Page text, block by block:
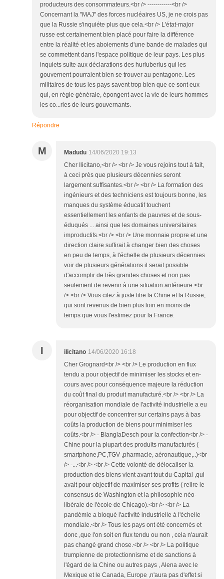
producteurs des consommateurs.<br /> ------------<br />
Concernant la "MAJ" des forces nucléaires US, je ne crois pas
que la Russie s'inquiéte plus que cela.<br /> L'état-major
russe est certainement bien placé pour faire la différence
entre la réalité et les aboiements d'une bande de malades qui
se commettent dans l'espace politique de leur pays. Les plus
inquiets suite aux déclarations des hurluberlus qui les
gouvernent pourraient bien se trouver au pentagone. Les
militaires de tous les pays savent trop bien que ce sont eux
qui, en régle générale, épongent avec la vie de leurs hommes
les co...ries de leurs gouvernants.
Répondre
M Madudu 14/06/2020 19:13
Cher Ilicitano,<br /> <br /> Je vous rejoins tout à fait,
à ceci près que plusieurs décennies seront
largement suffisantes.<br /> <br /> La formation des
ingénieurs et des techniciens est toujours bonne, les
manques du système éducatif touchent
essentiellement les enfants de pauvres et de sous-
éduqués ... ainsi que les domaines universitaires
improductifs.<br /> <br /> Une monnaie propre et une
direction claire suffirait à changer bien des choses
en peu de temps, à l'échelle de plusieurs décennies
voir de plusieurs générations il serait possible
d'accomplir de très grandes choses et non pas
seulement de revenir à une situation antérieure.<br
/> <br /> Vous citez à juste titre la Chine et la Russie,
qui sont revenus de bien plus loin en moins de
temps que vous l'estimez pour la France.
I ilicitano 14/06/2020 16:18
Cher Grognard<br /> <br /> Le production en flux
tendu a pour objectif de minimiser les stocks et en-
cours avec pour conséquence majeure la réduction
du coût final du produit manufacturé.<br /> <br /> La
réorganisation mondiale de l'activité industrielle a eu
pour objectif de concentrer sur certains pays à bas
coûts la production de biens pour minimiser les
coûts.<br /> - BlanglaDesch pour la confection<br /> -
Chine pour la plupart des produits manufacturés (
smartphone,PC,TGV ,pharmacie, aéronautique,..)<br
/> -...<br /> <br /> Cette volonté de délocaliser la
production des biens vient avant tout du Capital ,qui
avait pour objectif de maximiser ses profits ( relire le
consensus de Washington et la philosophie néo-
libérale de l'école de Chicago).<br /> <br /> La
pandémie a bloqué l'activité industrielle à l'échelle
mondiale.<br /> Tous les pays ont été concernés et
donc ,que l'on soit en flux tendu ou non , cela n'aurait
pas changé grand chose.<br /> <br /> La politique
trumpienne de protectionnisme et de sanctions à
l'égard de la Chine ou autres pays , Alena avec le
Mexique et le Canada, Europe ,n'aura pas d'effet si